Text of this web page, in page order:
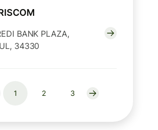
BANK PLAZA,
34330
1 2 3